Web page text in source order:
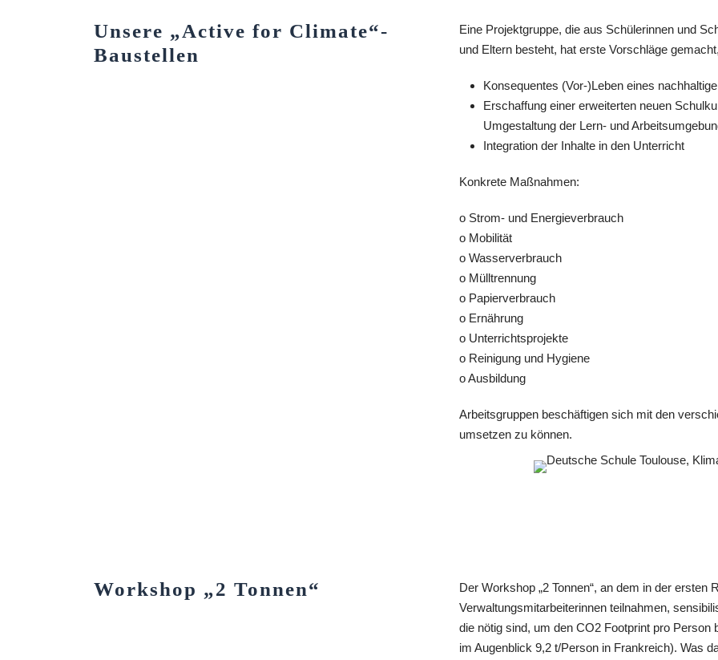
Unsere „Active for Climate“-
Baustellen
Eine Projektgruppe, die aus Schülerinnen und
und Eltern besteht, hat erste Vorschläge
Konsequentes (Vor-)Leben eines
Erschaffung einer erweiterten neuen
Umgestaltung der Lern- und
Integration der Inhalte in den Unterricht
Konkrete Maßnahmen:
o Strom- und Energieverbrauch
o Mobilität
o Wasserverbrauch
o Mülltrennung
o Papierverbrauch
o Ernährung
o Unterrichtsprojekte
o Reinigung und Hygiene
o Ausbildung
Arbeitsgruppen beschäftigen sich mit den
umsetzen zu können.
Workshop „2 Tonnen“
Der Workshop „2 Tonnen“, an dem in der ersten
Verwaltungsmitarbeiterinnen teilnahmen,
die nötig sind, um den CO2 Footprint pro
im Augenblick 9,2 t/Person in Frankreich). Was